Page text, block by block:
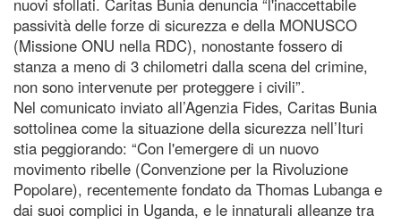
nuovi sfollati. Caritas Bunia denuncia “l'inaccettabile
passività delle forze di sicurezza e della MONUSCO
(Missione ONU nella RDC), nonostante fossero di
stanza a meno di 3 chilometri dalla scena del crimine,
non sono intervenute per proteggere i civili”.
Nel comunicato inviato all’Agenzia Fides, Caritas Bunia
sottolinea come la situazione della sicurezza nell’Ituri
stia peggiorando: “Con l'emergere di un nuovo
movimento ribelle (Convenzione per la Rivoluzione
Popolare), recentemente fondato da Thomas Lubanga e
dai suoi complici in Uganda, e le innaturali alleanze tra